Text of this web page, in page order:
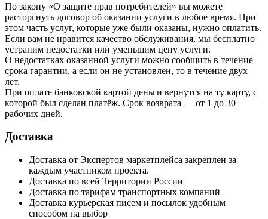
По закону «О защите прав потребителей» вы можете
расторгнуть договор об оказании услуги в любое время. При
этом часть услуг, которые уже были оказаны, нужно оплатить.
Если вам не нравится качество обслуживания, мы бесплатно
устраним недостатки или уменьшим цену услуги.
О недостатках оказанной услуги можно сообщить в течение
срока гарантии, а если он не установлен, то в течение двух
лет.
При оплате банковской картой деньги вернутся на ту карту, с
которой был сделан платёж. Срок возврата — от 1 до 30
рабочих дней.
Доставка
Доставка от Экспертов маркетплейса закреплен за
каждым участником проекта.
Доставка по всей Территории России
Доставка по тарифам транспортных компаний
Доставка курьерская писем и посылок удобным
способом на выбор